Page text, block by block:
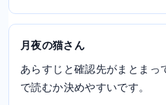
月夜の猫さん
あらすじと確認先がまとまっ
で読むか決めやすいです。